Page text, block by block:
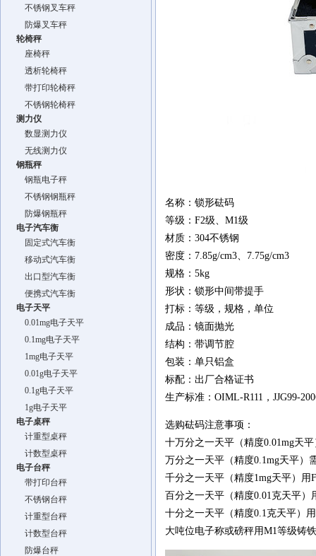
不锈钢叉车秤
防爆叉车秤
轮椅秤
座椅秤
透析轮椅秤
带打印轮椅秤
不锈钢轮椅秤
测力仪
数显测力仪
无线测力仪
钢瓶秤
钢瓶电子秤
不锈钢钢瓶秤
防爆钢瓶秤
电子汽车衡
固定式汽车衡
移动式汽车衡
出口型汽车衡
便携式汽车衡
电子天平
0.01mg电子天平
0.1mg电子天平
1mg电子天平
0.01g电子天平
0.1g电子天平
1g电子天平
电子桌秤
计重型桌秤
计数型桌秤
电子台秤
带打印台秤
不锈钢台秤
计重型台秤
计数型台秤
防爆台秤
名称：锁形砝码
等级：F2级、M1级
材质：304不锈钢
密度：7.85g/cm3、7.75g/cm3
规格：5kg
形状：锁形中间带提手
打标：等级，规格，单位
成品：镜面抛光
结构：带调节腔
包装：单只铝盒
标配：出厂合格证书
生产标准：OIML-R111，JJG99-
选购砝码注意事项：
十万分之一天平（精度0.01mg天
万分之一天平（精度0.1mg天平）
千分之一天平（精度1mg天平）用
百分之一天平（精度0.01克天平）
十分之一天平（精度0.1克天平）
大吨位电子称或磅秤用M1等级铸